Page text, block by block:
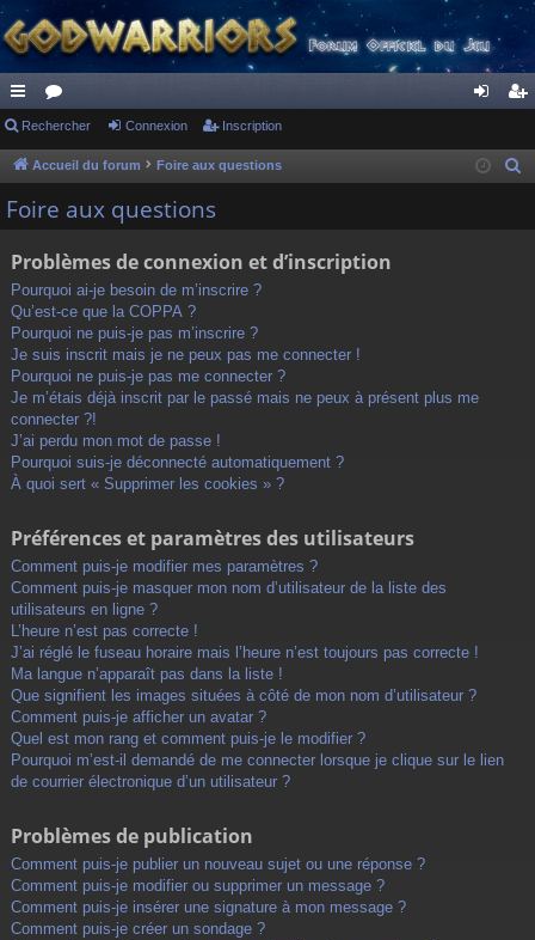
ac
co
ur
s
or
u ne cri
Rechercher Connexion Inscription
Accueil du forum Foire aux questions
Foire aux questions
Problèmes de connexion et d’inscription
Pourquoi ai-je besoin de m’inscrire ?
Qu’est-ce que la COPPA ?
Pourquoi ne puis-je pas m’inscrire ?
Je suis inscrit mais je ne peux pas me connecter !
Pourquoi ne puis-je pas me connecter ?
Je m’étais déjà inscrit par le passé mais ne peux à présent plus me
connecter ?!
J’ai perdu mon mot de passe !
Pourquoi suis-je déconnecté automatiquement ?
À quoi sert « Supprimer les cookies » ?
Préférences et paramètres des utilisateurs
Comment puis-je modifier mes paramètres ?
Comment puis-je masquer mon nom d’utilisateur de la liste des
utilisateurs en ligne ?
L’heure n’est pas correcte !
J’ai réglé le fuseau horaire mais l’heure n’est toujours pas correcte !
Ma langue n’apparaît pas dans la liste !
Que signifient les images situées à côté de mon nom d’utilisateur ?
Comment puis-je afficher un avatar ?
Quel est mon rang et comment puis-je le modifier ?
Pourquoi m’est-il demandé de me connecter lorsque je clique sur le lien
de courrier électronique d’un utilisateur ?
Problèmes de publication
Comment puis-je publier un nouveau sujet ou une réponse ?
Comment puis-je modifier ou supprimer un message ?
Comment puis-je insérer une signature à mon message ?
Comment puis-je créer un sondage ?